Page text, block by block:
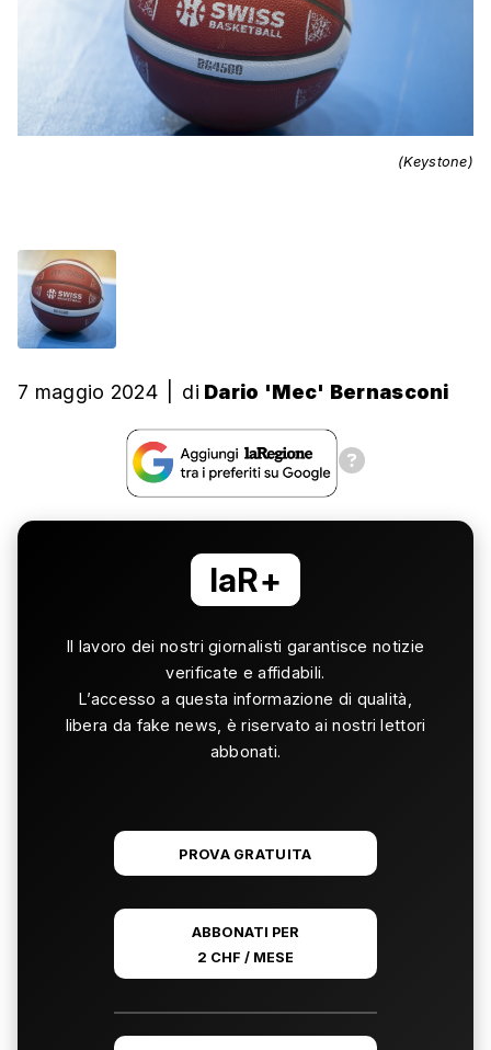
(Keystone)
7 maggio 2024 di Dario 'Mec' Bernasconi
laR+
Il lavoro dei nostri giornalisti garantisce notizie
verificate e affidabili.
L’accesso a questa informazione di qualità,
libera da fake news, è riservato ai nostri lettori
abbonati.
PROVA GRATUITA
ABBONATI PER
2 CHF / MESE